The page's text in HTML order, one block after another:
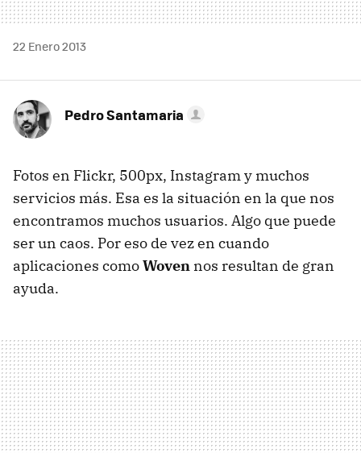
22 Enero 2013
Pedro Santamaria
Fotos en Flickr, 500px, Instagram y muchos
servicios más. Esa es la situación en la que nos
encontramos muchos usuarios. Algo que puede
ser un caos. Por eso de vez en cuando
aplicaciones comoWoven nos resultan de gran
ayuda.